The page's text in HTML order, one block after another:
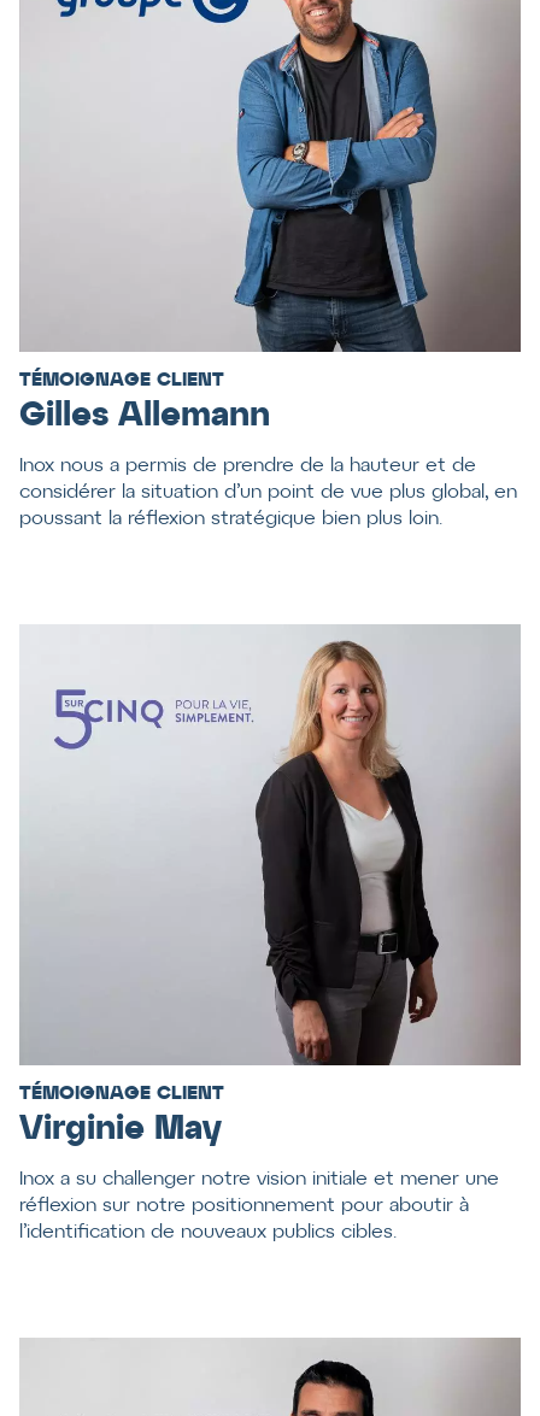
TÉMOIGNAGE CLIENT
Gilles Allemann
Inox nous a permis de prendre de la hauteur et de
considérer la situation d’un point de vue plus global, en
poussant la réflexion stratégique bien plus loin.
TÉMOIGNAGE CLIENT
Virginie May
Inox a su challenger notre vision initiale et mener une
réflexion sur notre positionnement pour aboutir à
l’identification de nouveaux publics cibles.